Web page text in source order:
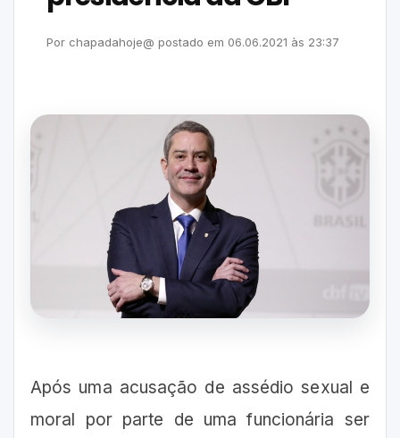
Por chapadahoje@ postado em 06.06.2021 às 23:37
Após uma acusação de assédio sexual e
moral por parte de uma funcionária ser